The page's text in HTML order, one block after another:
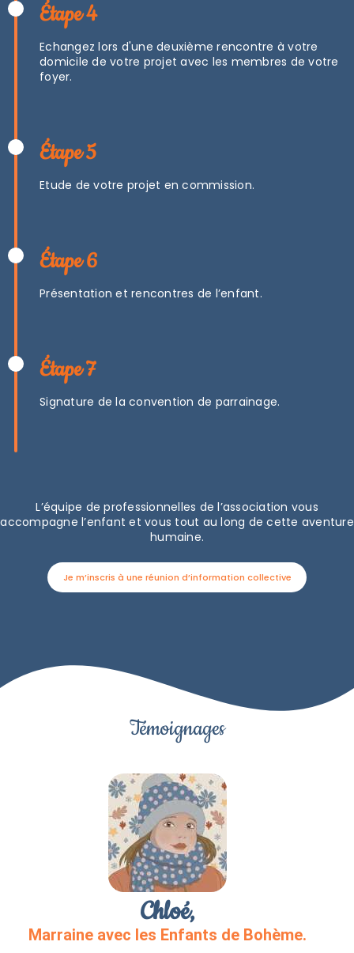
Étape 4
Echangez lors d'une deuxième rencontre à votre
domicile de votre projet avec les membres de votre
foyer.
Étape 5
Etude de votre projet en commission.
Étape 6
Présentation et rencontres de l’enfant.
Étape 7
Signature de la convention de parrainage.
L’équipe de professionnelles de l’association vous
accompagne l’enfant et vous tout au long de cette aventure
humaine.
Je m’inscris à une réunion d’information collective
Témoignages
Chloé,
Marraine avec les Enfants de Bohème.